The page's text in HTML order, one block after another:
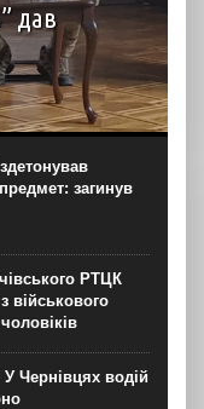
дав
12-ї бригади
свідчення
в...
загинув
РТЦК
військового
Чернівцях водій